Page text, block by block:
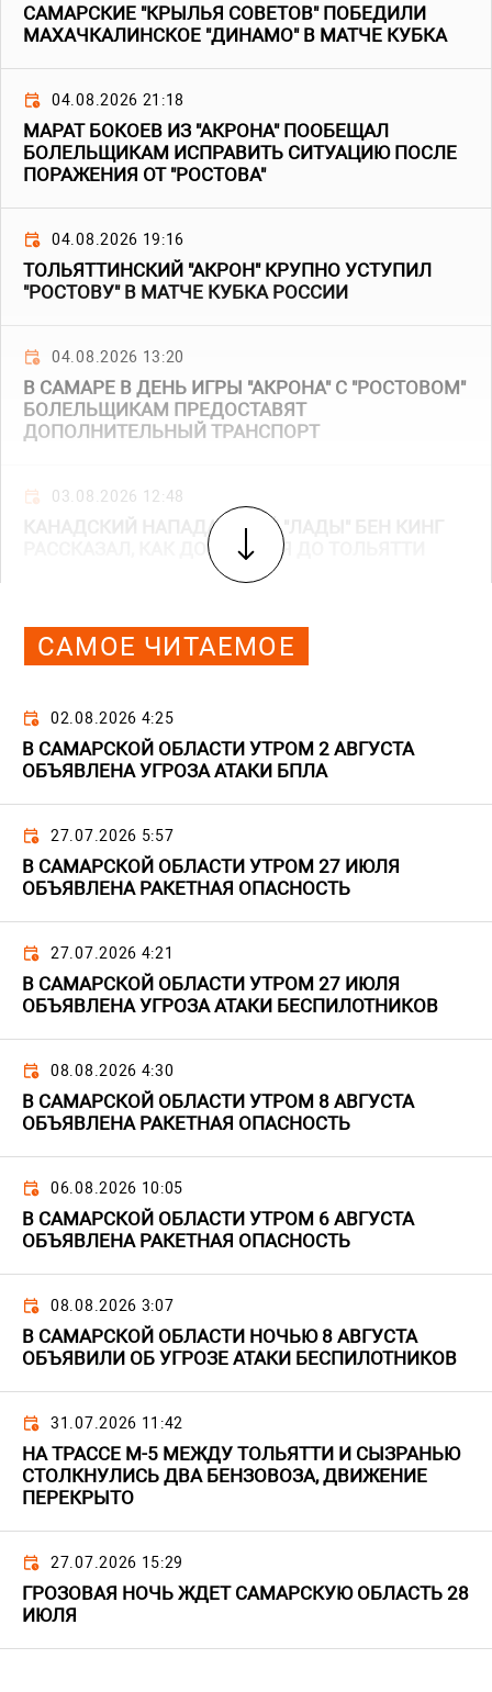
САМАРСКИЕ "КРЫЛЬЯ СОВЕТОВ" ПОБЕДИЛИ
МАХАЧКАЛИНСКОЕ "ДИНАМО" В МАТЧЕ КУБКА
04.08.2026 21:18
МАРАТ БОКОЕВ ИЗ "АКРОНА" ПООБЕЩАЛ
БОЛЕЛЬЩИКАМ ИСПРАВИТЬ СИТУАЦИЮ ПОСЛЕ
ПОРАЖЕНИЯ ОТ "РОСТОВА"
04.08.2026 19:16
ТОЛЬЯТТИНСКИЙ "АКРОН" КРУПНО УСТУПИЛ
"РОСТОВУ" В МАТЧЕ КУБКА РОССИИ
04.08.2026 13:20
В САМАРЕ В ДЕНЬ ИГРЫ "АКРОНА" С "РОСТОВОМ"
БОЛЕЛЬЩИКАМ ПРЕДОСТАВЯТ
ДОПОЛНИТЕЛЬНЫЙ ТРАНСПОРТ
03.08.2026 12:48
КАНАДСКИЙ НАПАДАЮЩИЙ "ЛАДЫ" БЕН КИНГ
РАССКАЗАЛ, КАК ДОБИРАЛСЯ ДО ТОЛЬЯТТИ
САМОЕ ЧИТАЕМОЕ
02.08.2026 4:25
В САМАРСКОЙ ОБЛАСТИ УТРОМ 2 АВГУСТА
ОБЪЯВЛЕНА УГРОЗА АТАКИ БПЛА
27.07.2026 5:57
В САМАРСКОЙ ОБЛАСТИ УТРОМ 27 ИЮЛЯ
ОБЪЯВЛЕНА РАКЕТНАЯ ОПАСНОСТЬ
27.07.2026 4:21
В САМАРСКОЙ ОБЛАСТИ УТРОМ 27 ИЮЛЯ
ОБЪЯВЛЕНА УГРОЗА АТАКИ БЕСПИЛОТНИКОВ
08.08.2026 4:30
В САМАРСКОЙ ОБЛАСТИ УТРОМ 8 АВГУСТА
ОБЪЯВЛЕНА РАКЕТНАЯ ОПАСНОСТЬ
06.08.2026 10:05
В САМАРСКОЙ ОБЛАСТИ УТРОМ 6 АВГУСТА
ОБЪЯВЛЕНА РАКЕТНАЯ ОПАСНОСТЬ
08.08.2026 3:07
В САМАРСКОЙ ОБЛАСТИ НОЧЬЮ 8 АВГУСТА
ОБЪЯВИЛИ ОБ УГРОЗЕ АТАКИ БЕСПИЛОТНИКОВ
31.07.2026 11:42
НА ТРАССЕ М-5 МЕЖДУ ТОЛЬЯТТИ И СЫЗРАНЬЮ
СТОЛКНУЛИСЬ ДВА БЕНЗОВОЗА, ДВИЖЕНИЕ
ПЕРЕКРЫТО
27.07.2026 15:29
ГРОЗОВАЯ НОЧЬ ЖДЕТ САМАРСКУЮ ОБЛАСТЬ 28
ИЮЛЯ